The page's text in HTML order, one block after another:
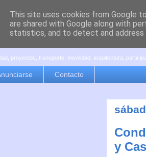
proyectos, transporte, movilidad, arquitectura,
Contacto
y
This site uses cookies from Google
are shared with Google along with
statistics, and to detect and address